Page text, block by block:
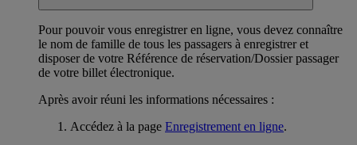
Pour pouvoir vous enregistrer en ligne, vous devez connaître
le nom de famille de tous les passagers à enregistrer et
disposer de votre Référence de réservation/Dossier passager
de votre billet électronique.
Après avoir réuni les informations nécessaires :
Accédez à la page Enregistrement en ligne.